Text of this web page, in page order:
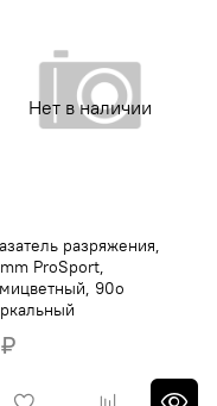
Нет в наличии
разряжения,
ProSport,
90o